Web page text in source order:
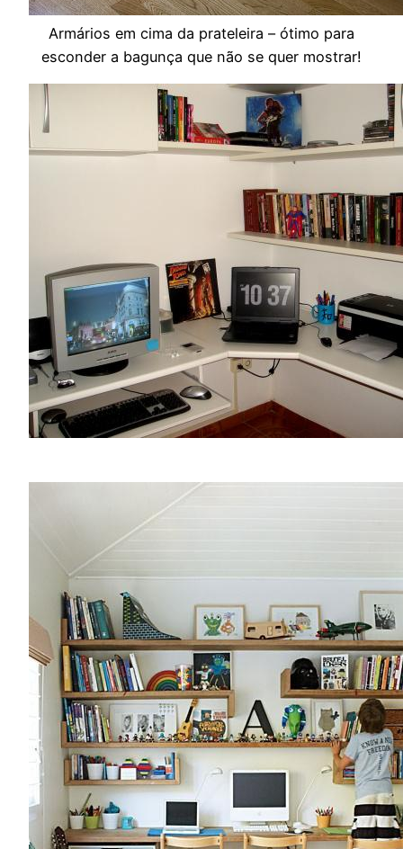
Armários em cima da prateleira – ótimo para
esconder a bagunça que não se quer mostrar!